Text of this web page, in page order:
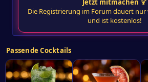
Die Registrierung im Forum dauert nur
und ist kostenlos!
Passende Cocktails